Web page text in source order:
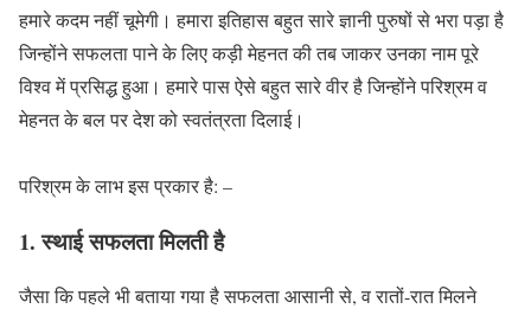
हमारे कदम नहीं चूमेगी। हमारा इतिहास बहुत सारे ज्ञानी पुरुषों से भरा पड़ा है
जिन्होंने सफलता पाने के लिए कड़ी मेहनत की तब जाकर उनका नाम पूरे
विश्व में प्रसिद्ध हुआ। हमारे पास ऐसे बहुत सारे वीर है जिन्होंने परिश्रम व
मेहनत के बल पर देश को स्वतंत्रता दिलाई।
परिश्रम के लाभ इस प्रकार है: –
1. स्थाई सफलता मिलती है
जैसा कि पहले भी बताया गया है सफलता आसानी से, व रातों-रात मिलने